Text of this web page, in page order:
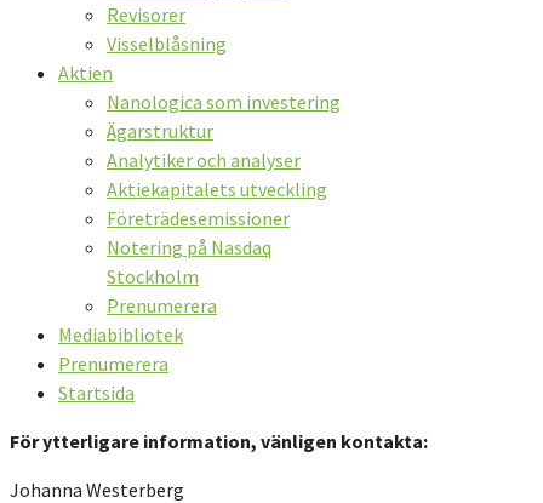
Revisorer
Visselblåsning
Aktien
Nanologica som investering
Ägarstruktur
Analytiker och analyser
Aktiekapitalets utveckling
Företrädesemissioner
Notering på Nasdaq
Stockholm
Prenumerera
Mediabibliotek
Prenumerera
Startsida
För ytterligare information, vänligen kontakta:
Johanna Westerberg